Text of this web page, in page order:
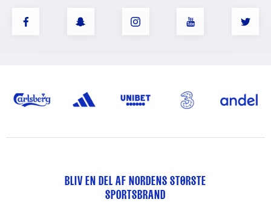
BLIV EN DEL AF NORDENS STØRSTE
SPORTSBRAND